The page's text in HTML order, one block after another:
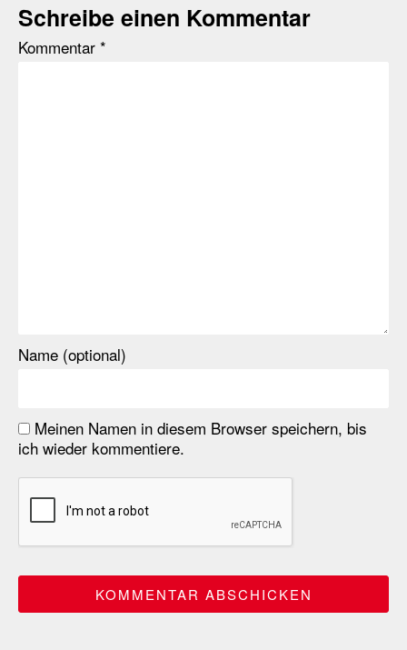
Schreibe einen Kommentar
Kommentar *
Name (optional)
Meinen Namen in diesem Browser speichern, bis
ich wieder kommentiere.